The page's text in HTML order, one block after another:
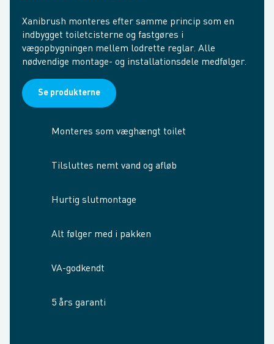
Xanibrush monteres efter samme princip som en
indbygget toiletcisterne og fastgøres i
vægopbygningen mellem lodrette reglar. Alle
nødvendige montage- og installationsdele medfølger.
Se produkterne
Monteres som væghængt toilet
Tilsluttes nemt vand og afløb
Hurtig slutmontage
Alt følger med i pakken
VA-godkendt
5 års garanti